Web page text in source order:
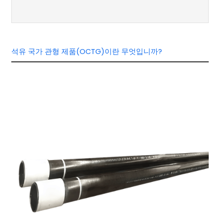
석유 국가 관형 제품(OCTG)이란 무엇입니까?